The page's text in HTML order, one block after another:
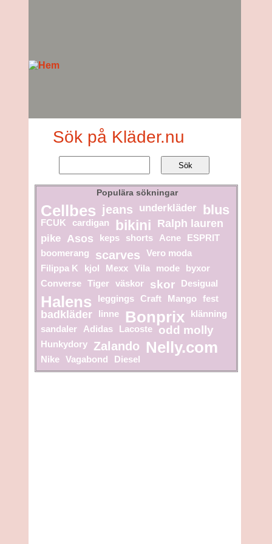
Sök på Kläder.nu
Populära sökningar
Cellbes jeans underkläder blus
FCUK cardigan bikini Ralph lauren
pike Asos keps shorts Acne
ESPRIT
boomerang
scarves
Vero moda
Filippa K
kjol Mexx Vila mode
byxor
Converse Tiger väskor skor Desigual
Halens leggings Craft Mango fest
badkläder linne Bonprix
klänning
sandaler
Adidas Lacoste odd molly
Hunkydory Zalando Nelly.com
Nike Vagabond Diesel